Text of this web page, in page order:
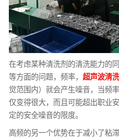
在考虑某种清洗剂的清洗能力的
等方面的问题，频率， 超声波清
觉范围内）就会产生噪音，当频
仅变得很大，而且可能超出职业
定的安全噪音的限度。
高频的另一个优势在于减小了粘